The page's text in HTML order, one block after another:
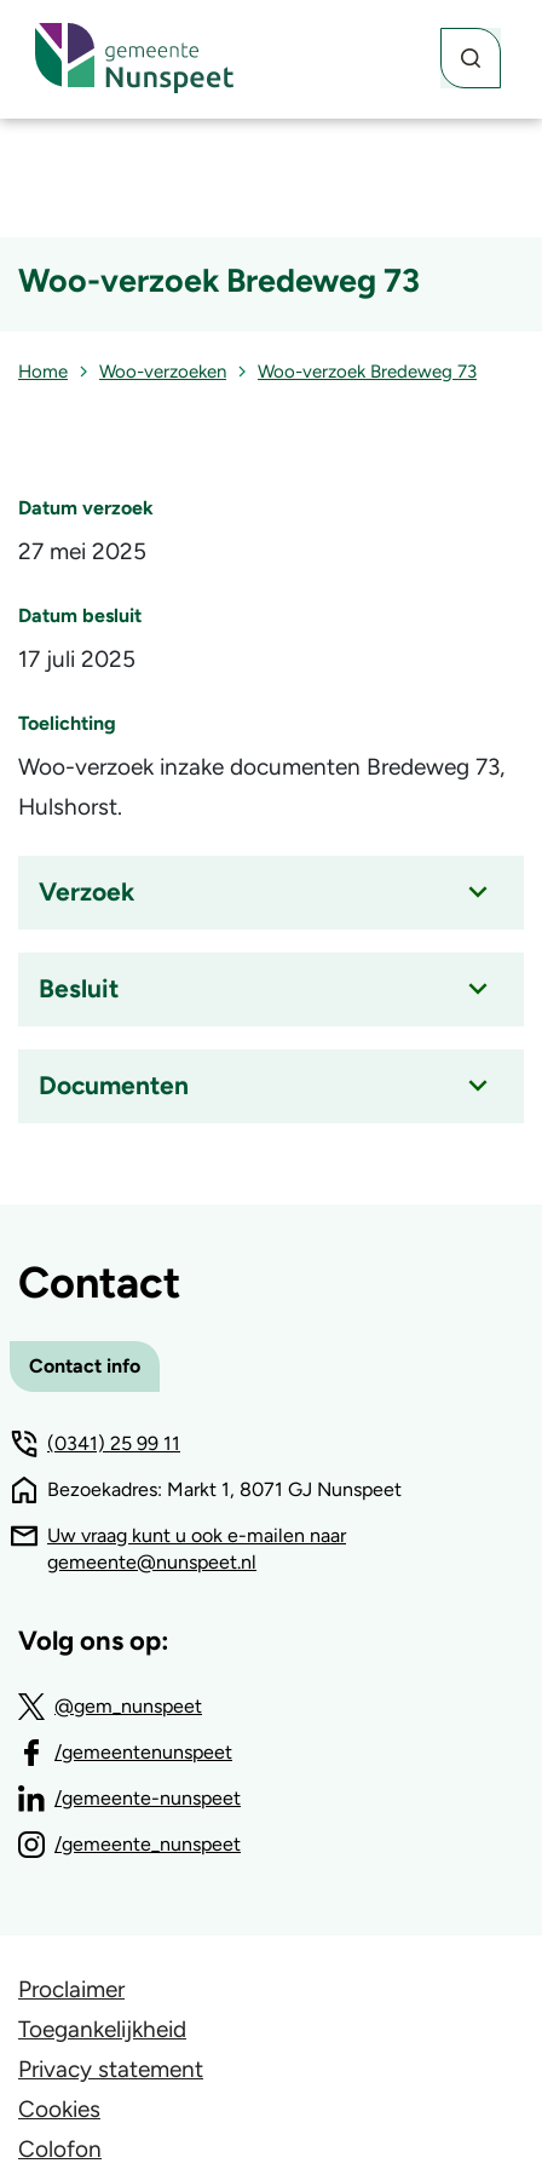
Waar
Zoekknop
Woo-verzoek Bredeweg 73
Home Woo-verzoeken Woo-verzoek Bredeweg 73
Datum verzoek
27 mei 2025
Datum besluit
17 juli 2025
Toelichting
Woo-verzoek inzake documenten Bredeweg 73,
Hulshorst.
Verzoek
is
Besluit
is
Documenten
Contact
Contact info
(0341) 25 99 11
Bezoekadres: Markt 1, 8071 GJ Nunspeet
Uw vraag kunt u ook e-mailen naar
gemeente@nunspeet.nl
Volg ons op:
@gem_nunspeet
/gemeentenunspeet
/gemeente-nunspeet
/gemeente_nunspeet
Proclaimer
Toegankelijkheid
Privacy statement
Cookies
Colofon